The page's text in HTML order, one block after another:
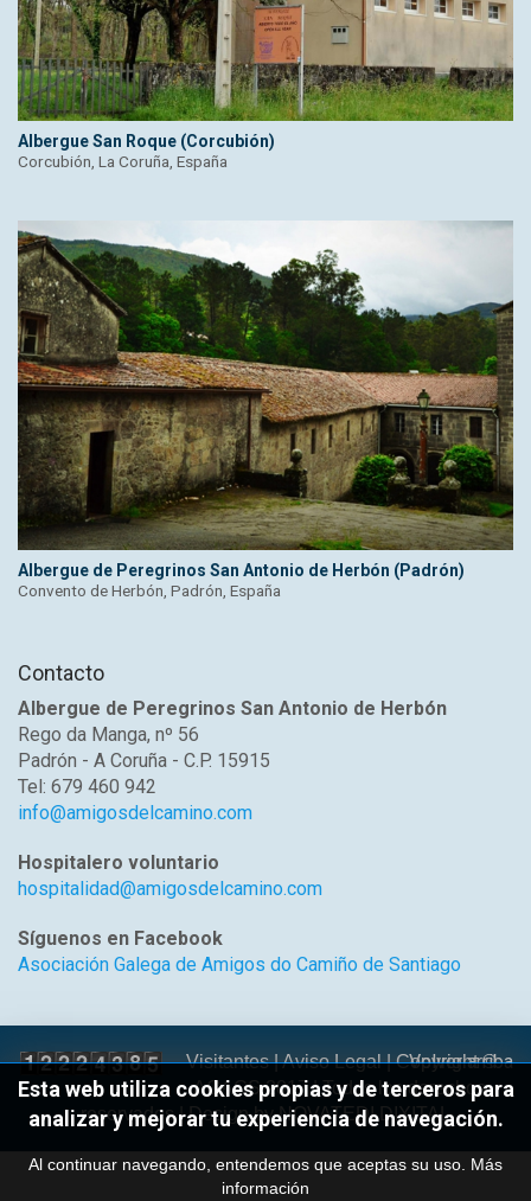
Albergue San Roque (Corcubión)
Corcubión, La Coruña, España
Albergue de Peregrinos San Antonio de Herbón (Padrón)
Convento de Herbón, Padrón, España
Contacto
Albergue de Peregrinos San Antonio de Herbón
Rego da Manga, nº 56
Padrón - A Coruña - C.P. 15915
Tel: 679 460 942
info@amigosdelcamino.com
Hospitalero voluntario
hospitalidad@amigosdelcamino.com
Síguenos en Facebook
Asociación Galega de Amigos do Camiño de Santiago
Volver arriba
Visitantes |Aviso Legal| Copyright ©
AGACS 2017 | Todos los derechos
reservados | Design byNOVATEDI DIXITAL
Esta web utiliza cookies propias y de terceros para
analizar y mejorar tu experiencia de navegación.
Al continuar navegando, entendemos que aceptas su uso. Más
información